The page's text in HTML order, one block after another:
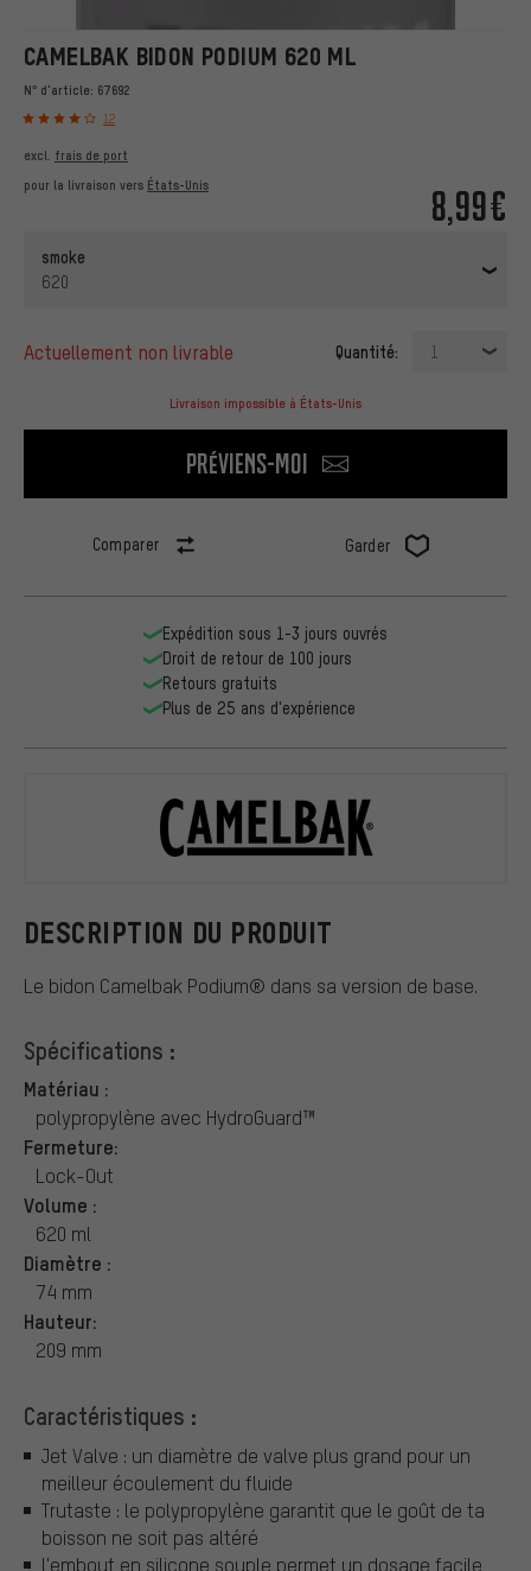
CAMELBAK BIDON PODIUM 620 ML
N° d'article: 67692
12
8,99€
excl. frais de port
pour la livraison vers États-Unis
smoke
620
actuellement non livrable Quantité: 1
Livraison impossible à États-Unis
Préviens-moi
Comparer Garder
DESCRIPTION DU PRODUIT
Le bidon Camelbak Podium® dans sa version de base.
Spécifications :
Matériau :
polypropylène avec HydroGuard™
Fermeture:
Lock-Out
Volume :
620 ml
Diamètre :
74 mm
Hauteur:
209 mm
Caractéristiques :
Jet Valve : un diamètre de valve plus grand pour un
meilleur écoulement du fluide
Trutaste : le polypropylène garantit que le goût de ta
boisson ne soit pas altéré
l'embout en silicone souple permet un dosage facile
Expédition sous 1-3 jours ouvrés
Droit de retour de 100 jours
Retours gratuits
Plus de 25 ans d'expérience
Camelbak